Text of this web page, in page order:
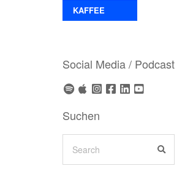
KAFFEE
Social Media / Podcast
Suchen
for:
SEARCH